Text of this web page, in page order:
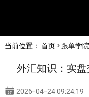
English
当前位置： 首页> 跟单学院
外汇知识：实
2026-04-24 09:24:19